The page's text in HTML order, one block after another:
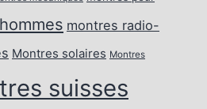
montres radio-
Montres solaires Montres
suisses